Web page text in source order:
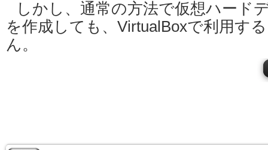
しかし、通常の方法で仮想ハード
を作成しても、VirtualBoxで利用す
ん。